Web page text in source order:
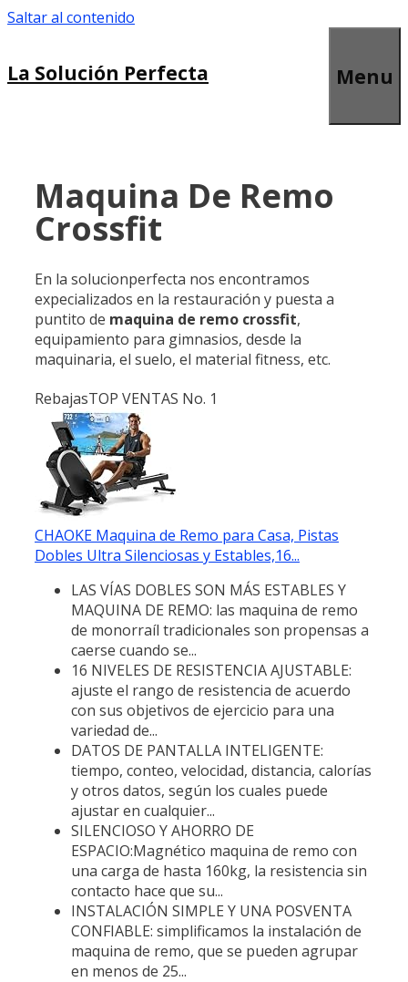
Saltar al contenido
La Solución Perfecta Menu
Maquina De Remo
Crossfit
En la solucionperfecta nos encontramos
expecializados en la restauración y puesta a
puntito de maquina de remo crossfit,
equipamiento para gimnasios, desde la
maquinaria, el suelo, el material fitness, etc.
RebajasTOP VENTAS No. 1
CHAOKE Maquina de Remo para Casa, Pistas
Dobles Ultra Silenciosas y Estables,16...
LAS VÍAS DOBLES SON MÁS ESTABLES Y
MAQUINA DE REMO: las maquina de remo
de monorraíl tradicionales son propensas a
caerse cuando se...
16 NIVELES DE RESISTENCIA AJUSTABLE:
ajuste el rango de resistencia de acuerdo
con sus objetivos de ejercicio para una
variedad de...
DATOS DE PANTALLA INTELIGENTE:
tiempo, conteo, velocidad, distancia, calorías
y otros datos, según los cuales puede
ajustar en cualquier...
SILENCIOSO Y AHORRO DE
ESPACIO:Magnético maquina de remo con
una carga de hasta 160kg, la resistencia sin
contacto hace que su...
INSTALACIÓN SIMPLE Y UNA POSVENTA
CONFIABLE: simplificamos la instalación de
maquina de remo, que se pueden agrupar
en menos de 25...